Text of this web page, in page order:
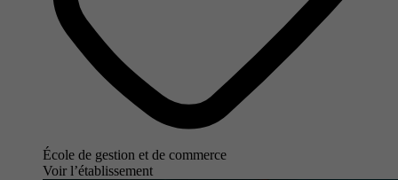
École de gestion et de commerce
Voir l’établissement